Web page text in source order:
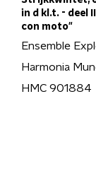
in d kl.t. - deel
con moto"
Ensemble
Harmonia
HMC 901884